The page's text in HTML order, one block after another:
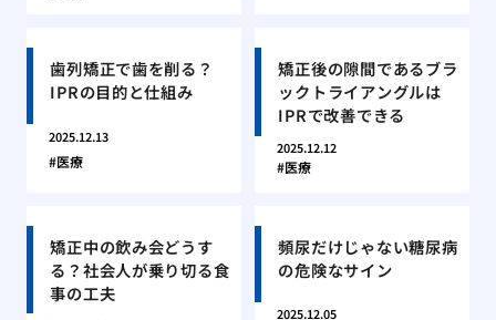
歯列矯正で歯を削る？
IPRの目的と仕組み
2025.12.13
医療
矯正後の隙間であるブラ
ックトライアングルは
IPRで改善できる
2025.12.12
医療
矯正中の飲み会どうす
る？社会人が乗り切る食
事の工夫
頻尿だけじゃない糖尿病
の危険なサイン
2025.12.05